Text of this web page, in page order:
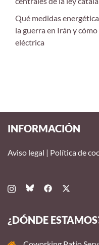
Qué medidas
la guerra en Irán y
eléctrica
INFORMACIÓN
Aviso legal | Política de
¿DÓNDE